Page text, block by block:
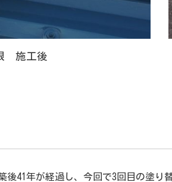
施工後
41年が経過し、今回で3回目の塗り